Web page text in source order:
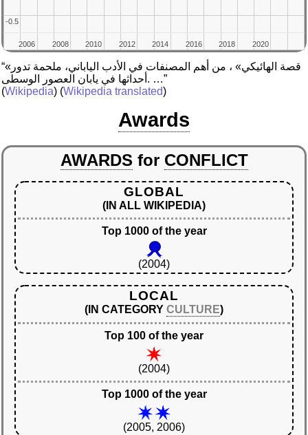
2006
2006 2008
2008 2010
2010 2012
2012 2014
2014 2016
2016 2018
2018 2020
2020
-0.5
-0.5
“«قصة الهائيكي» ، من أهم المصنفات في الأدب الياباني، ملحمة تدور
أحداثها في يابان العصور الوسطى. …”
(Wikipedia) (Wikipedia translated)
Awards
AWARDS for CONFLICT
GLOBAL
(IN ALL WIKIPEDIA)
Top 1000 of the year
(2004)
LOCAL
(IN CATEGORY CULTURE)
Top 100 of the year
(2004)
Top 1000 of the year
(2005, 2006)